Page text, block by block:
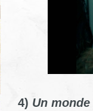
4) Un monde